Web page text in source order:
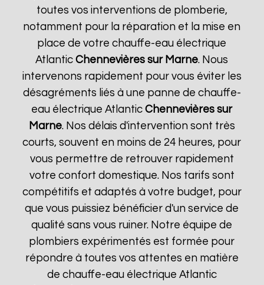
toutes vos interventions de plomberie,
notamment pour la réparation et la mise en
place de votre chauffe-eau électrique
AtlanticChennevières sur Marne. Nous
intervenons rapidement pour vous éviter les
désagréments liés à une panne de chauffe-
eau électrique AtlanticChennevières sur
Marne. Nos délais d'intervention sont très
courts, souvent en moins de 24 heures, pour
vous permettre de retrouver rapidement
votre confort domestique. Nos tarifs sont
compétitifs et adaptés à votre budget, pour
que vous puissiez bénéficier d'un service de
qualité sans vous ruiner. Notre équipe de
plombiers expérimentés est formée pour
répondre à toutes vos attentes en matière
de chauffe-eau électrique Atlantic